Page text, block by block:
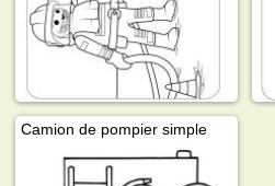
Camion de pompier simple